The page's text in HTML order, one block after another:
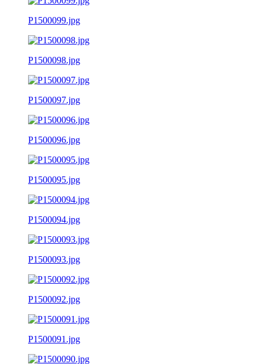
P1500099.jpg
P1500098.jpg
P1500097.jpg
P1500096.jpg
P1500095.jpg
P1500094.jpg
P1500093.jpg
P1500092.jpg
P1500091.jpg